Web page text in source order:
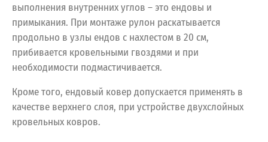
выполнения внутренних углов – это ендовы и
примыкания. При монтаже рулон раскатывается
продольно в узлы ендов с нахлестом в 20 см,
прибивается кровельными гвоздями и при
необходимости подмастичивается.
Кроме того, ендовый ковер допускается применять в
качестве верхнего слоя, при устройстве двухслойных
кровельных ковров.